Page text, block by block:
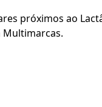
próximos ao
Multimarcas.